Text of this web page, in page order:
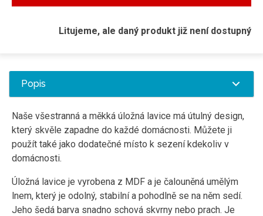
Litujeme, ale daný produkt již není dostupný
Popis
Naše všestranná a měkká úložná lavice má útulný design,
který skvěle zapadne do každé domácnosti. Můžete ji
použít také jako dodatečné místo k sezení kdekoliv v
domácnosti.
Úložná lavice je vyrobena z MDF a je čalouněná umělým
lnem, který je odolný, stabilní a pohodlně se na něm sedí.
Jeho šedá barva snadno schová skvrny nebo prach. Je